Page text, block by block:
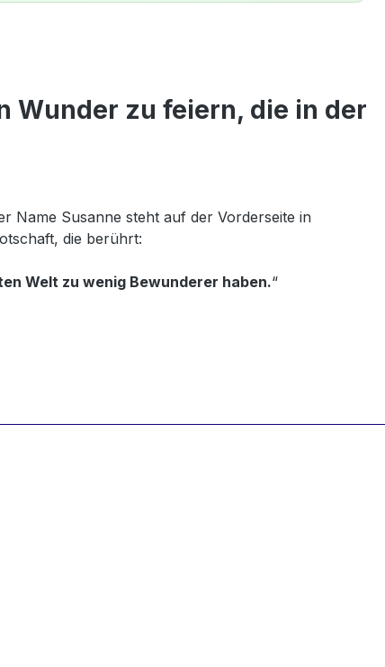
Wunder zu feiern, die in der
Name Susanne steht auf der Vorderseite in
die berührt:
Welt zu wenig Bewunderer haben.“